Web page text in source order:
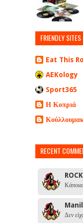
FRIENDLY
Eat This
AEKology
Sport365
Η Κοπριά
RECENT
Δεν